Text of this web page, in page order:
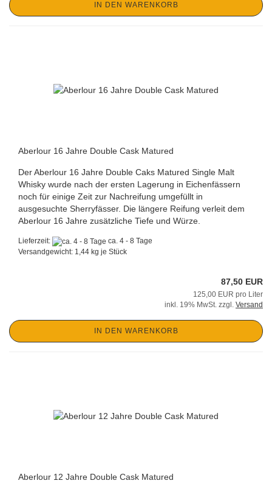
IN DEN WARENKORB
Aberlour 16 Jahre Double Cask Matured
Der Aberlour 16 Jahre Double Caks Matured Single Malt
Whisky wurde nach der ersten Lagerung in Eichenfässern
noch für einige Zeit zur Nachreifung umgefüllt in
ausgesuchte Sherryfässer. Die längere Reifung verleit dem
Aberlour 16 Jahre zusätzliche Tiefe und Würze.
Lieferzeit:
ca. 4 - 8 Tage
Versandgewicht: 1,44 kg je Stück
87,50 EUR
125,00 EUR pro Liter
inkl. 19% MwSt. zzgl. Versand
IN DEN WARENKORB
Aberlour 12 Jahre Double Cask Matured